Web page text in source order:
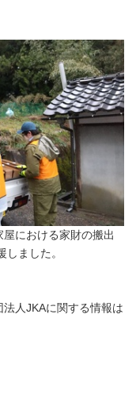
における家財の搬出
ました。
人JKAに関する情報は